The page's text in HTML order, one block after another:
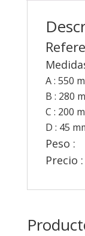
A : 550
B : 280
C : 200
D : 45
Peso :
Precio :